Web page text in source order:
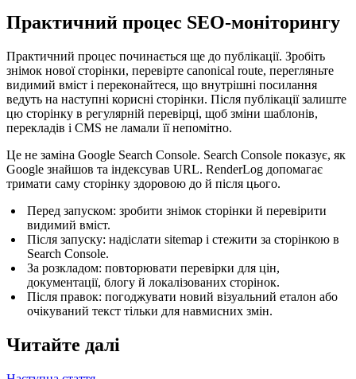
Практичний процес SEO-моніторингу
Практичний процес починається ще до публікації. Зробіть
знімок нової сторінки, перевірте canonical route, перегляньте
видимий вміст і переконайтеся, що внутрішні посилання
ведуть на наступні корисні сторінки. Після публікації залиште
цю сторінку в регулярній перевірці, щоб зміни шаблонів,
перекладів і CMS не ламали її непомітно.
Це не заміна Google Search Console. Search Console показує, як
Google знайшов та індексував URL. RenderLog допомагає
тримати саму сторінку здоровою до й після цього.
Перед запуском: зробити знімок сторінки й перевірити
видимий вміст.
Після запуску: надіслати sitemap і стежити за сторінкою в
Search Console.
За розкладом: повторювати перевірки для цін,
документації, блогу й локалізованих сторінок.
Після правок: погоджувати новий візуальний еталон або
очікуваний текст тільки для навмисних змін.
Читайте далі